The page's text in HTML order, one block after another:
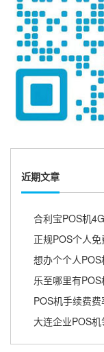
近期文章
合利宝POS机
正规POS个人
想办个个人
乐至哪里有
POS机手续费
大连企业POS